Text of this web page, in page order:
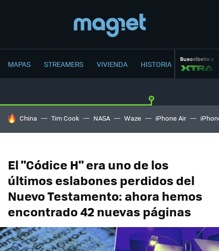
MAPAS STREAMERS VIVIENDA HISTORIA Suscríbete a
HOY SE HABLA DE
China Tim Cook NASA Waze iPhone Air
El "Códice H" era uno de los
últimos eslabones perdidos del
Nuevo Testamento: ahora hemos
encontrado 42 nuevas páginas